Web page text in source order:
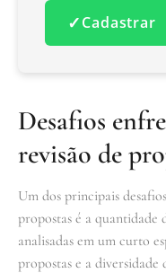
✓Cadastrar
Desafios
revisão de
Um dos principais
propostas é a quantidade
analisadas em um curto
propostas e a